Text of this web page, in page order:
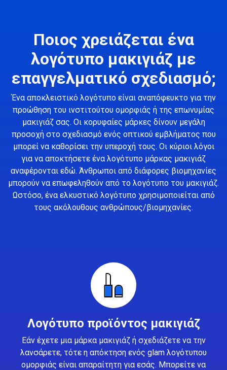
Ποιος χρειάζεται ένα
λογότυπο μακιγιάζ με
επαγγελματικό σχεδιασμό;
Ένα αποκλειστικό λογότυπο είναι αναπόφευκτο για την
προώθηση του ινστιτούτου ομορφιάς ή της επωνυμίας
μακιγιάζ σας. Οι κορυφαίες μάρκες δίνουν μεγάλη
προσοχή στο σχεδιασμό ενός οπτικού εμβλήματος που
μπορεί να καθορίσει την υπεροχή τους. Οι κύριοι λόγοι
για να αποκτήσετε ένα λογότυπο μάρκας μακιγιάζ
αναφέρονται εδώ. Άνθρωποι από διάφορες βιομηχανίες
μπορούν να επωφεληθούν από το λογότυπο του μακιγιάζ.
Ωστόσο, ένα ελκυστικό λογότυπο χρησιμοποιείται από
τους ακόλουθους ανθρώπους/βιομηχανίες.
Λογότυπο προϊόντος μακιγιάζ
Εάν έχετε μια μάρκα μακιγιάζ ή σχεδιάζετε να την
λανσάρετε, τότε η απόκτηση ενός glam λογότυπου
ομορφιάς είναι απαραίτητη για εσάς. Μπορείτε να